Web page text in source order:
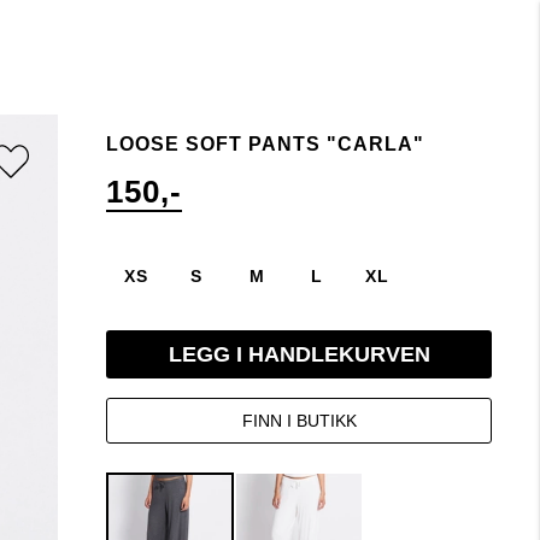
LOOSE SOFT PANTS "CARLA"
150,-
XS S M L XL
LEGG I HANDLEKURVEN
FINN I BUTIKK